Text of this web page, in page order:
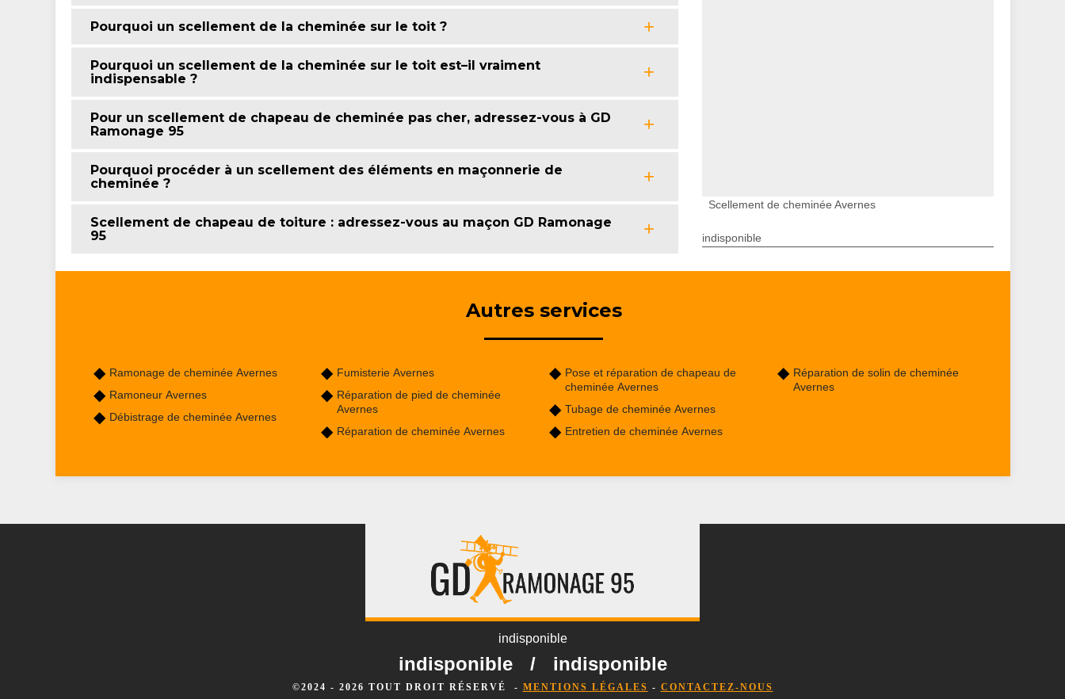
Pourquoi un scellement de la cheminée sur le toit ?
Pourquoi un scellement de la cheminée sur le toit est–il vraiment
indispensable ?
Pour un scellement de chapeau de cheminée pas cher, adressez-vous à GD
Ramonage 95
Pourquoi procéder à un scellement des éléments en maçonnerie de
cheminée ?
Scellement de chapeau de toiture : adressez-vous au maçon GD Ramonage
95
Scellement de cheminée Avernes
indisponible
Autres services
Ramonage de cheminée Avernes
Ramoneur Avernes
Débistrage de cheminée Avernes
Fumisterie Avernes
Réparation de pied de cheminée
Avernes
Réparation de cheminée Avernes
Pose et réparation de chapeau de
cheminée Avernes
Tubage de cheminée Avernes
Entretien de cheminée Avernes
Réparation de solin de cheminée
Avernes
indisponible
indisponible / indisponible
©2024 - 2026 TOUT DROIT RÉSERVÉ - MENTIONS LÉGALES - CONTACTEZ-NOUS